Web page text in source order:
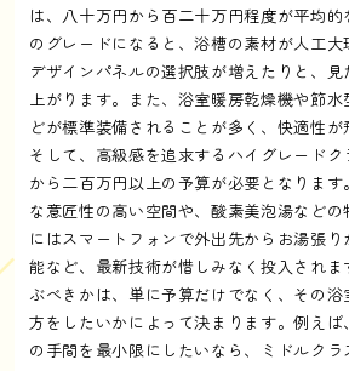
は、八十万円から百二十万円程度が平均
のグレードになると、浴槽の素材が人工
デザインパネルの選択肢が増えたりと、見
上がります。また、浴室暖房乾燥機や節
どが標準装備されることが多く、快適性が
そして、高級感を追求するハイグレード
から二百万円以上の予算が必要となります
な意匠性の高い空間や、酸素美泡湯などの
にはスマートフォンで外出先からお湯張
能など、最新技術が惜しみなく投入され
ぶべきかは、単に予算だけでなく、その
方をしたいかによって決まります。例え
の手間を最小限にしたいなら、ミドルク